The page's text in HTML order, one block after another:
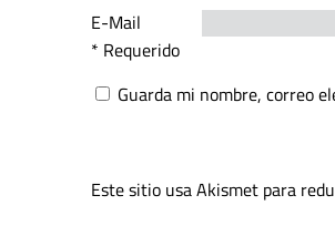
E-Mail
* Requerido
Guarda mi nombre, correo
Este sitio usa Akismet para